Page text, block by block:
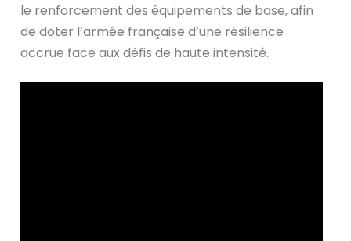
le renforcement des équipements de base, afin
de doter l’armée française d’une résilience
accrue face aux défis de haute intensité.